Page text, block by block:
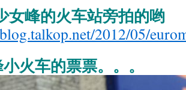
女峰的火车站旁拍的哟
2012/05/
火车的票票。。。